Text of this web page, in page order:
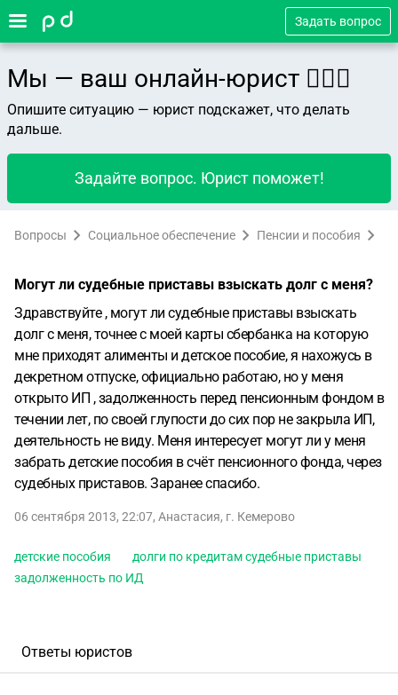
Задать вопрос
Мы — ваш онлайн-юрист 👨🏻‍⚖️
Опишите ситуацию — юрист подскажет, что делать
дальше.
Задайте вопрос. Юрист поможет!
Вопросы Социальное обеспечение Пенсии и пособия
Могут ли судебные приставы взыскать долг с меня?
Здравствуйте , могут ли судебные приставы взыскать
долг с меня, точнее с моей карты сбербанка на которую
мне приходят алименты и детское пособие, я нахожусь в
декретном отпуске, официально работаю, но у меня
открыто ИП , задолженность перед пенсионным фондом в
течении лет, по своей глупости до сих пор не закрыла ИП,
деятельность не виду. Меня интересует могут ли у меня
забрать детские пособия в счёт пенсионного фонда, через
судебных приставов. Заранее спасибо.
06 сентября 2013, 22:07, Анастасия, г. Кемерово
детские пособия
долги по кредитам судебные приставы
задолженность по ИД
Ответы юристов